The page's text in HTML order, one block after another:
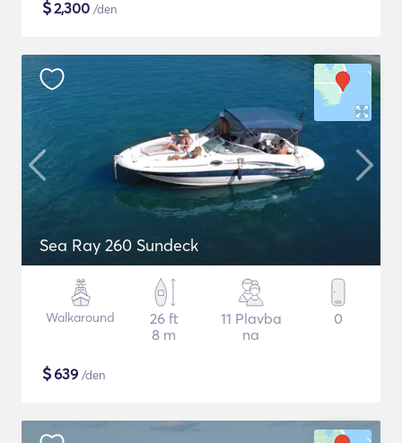
$2,300 /den
Sea Ray 260 Sundeck
Walkaround
26 ft
8 m
11 Plavba
na
0
$639 /den